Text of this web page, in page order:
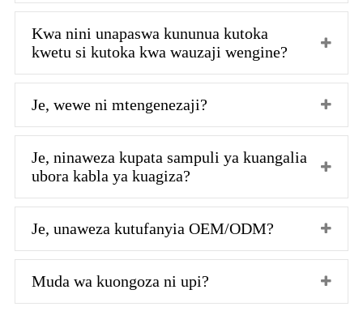
Kwa nini unapaswa kununua kutoka
kwetu si kutoka kwa wauzaji wengine?
Je, wewe ni mtengenezaji?
Je, ninaweza kupata sampuli ya kuangalia
ubora kabla ya kuagiza?
Je, unaweza kutufanyia OEM/ODM?
Muda wa kuongoza ni upi?